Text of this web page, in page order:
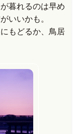
暮れるのは早め
いいかも。
もどるか、鳥居